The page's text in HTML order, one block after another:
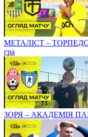
МЕТАЛІСТ – ТОРПЕДО
гра
ЗОРЯ – АКАДЕМІЯ